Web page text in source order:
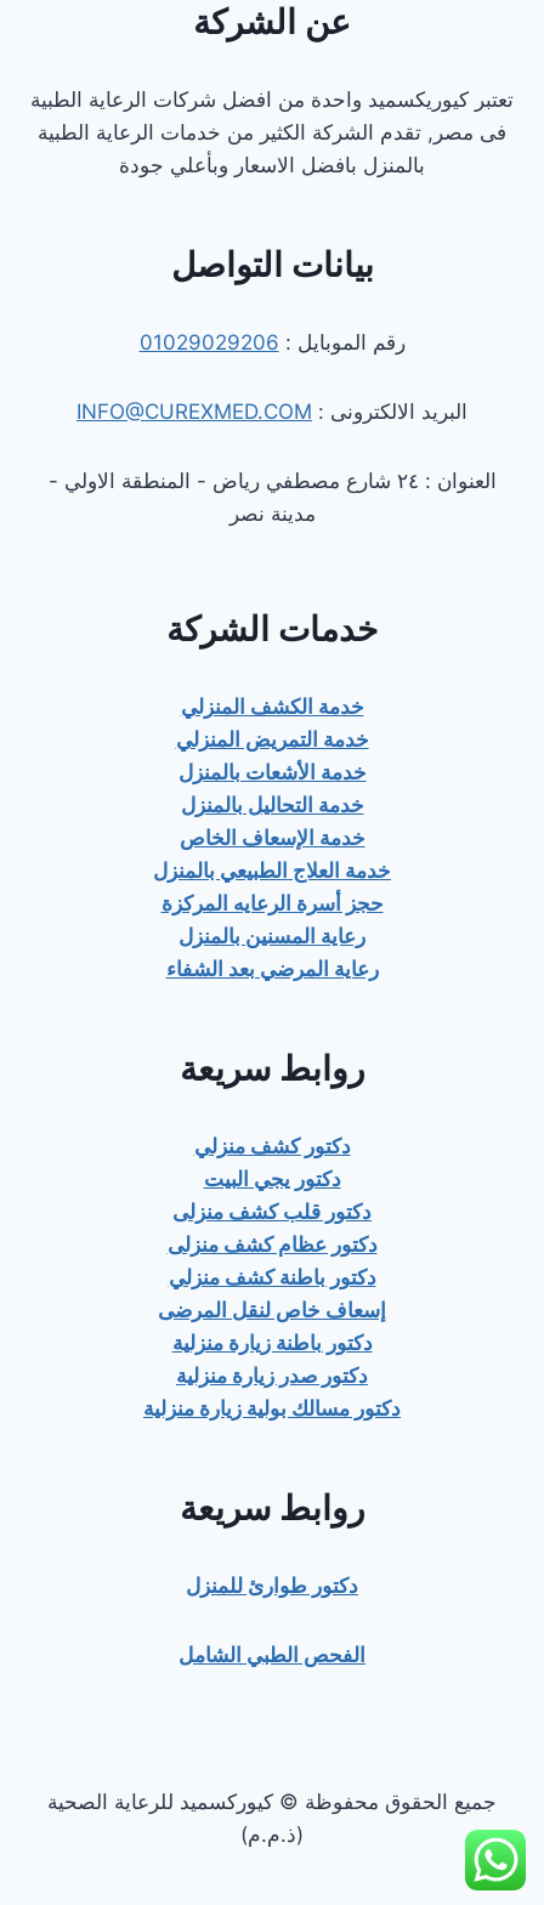
عن الشركة
تعتبر كيوريكسميد واحدة من افضل شركات الرعاية الطبية
فى مصر, تقدم الشركة الكثير من خدمات الرعاية الطبية
بالمنزل بافضل الاسعار وبأعلي جودة
بيانات التواصل
رقم الموبايل : 01029029206
البريد الالكترونى : INFO@CUREXMED.COM
العنوان : ٢٤ شارع مصطفي رياض - المنطقة الاولي -
مدينة نصر
خدمات الشركة
خدمة الكشف المنزلي
خدمة التمريض المنزلي
خدمة الأشعات بالمنزل
خدمة التحاليل بالمنزل
خدمة الإسعاف الخاص
خدمة العلاج الطبيعي بالمنزل
حجز أسرة الرعايه المركزة
رعاية المسنين بالمنزل
رعاية المرضي بعد الشفاء
روابط سريعة
دكتور كشف منزلي
دكتور يجي البيت
دكتور قلب كشف منزلى
دكتور عظام كشف منزلى
دكتور باطنة كشف منزلي
إسعاف خاص لنقل المرضى
دكتور باطنة زيارة منزلية
دكتور صدر زيارة منزلية
دكتور مسالك بولية زيارة منزلية
روابط سريعة
دكتور طوارئ للمنزل
الفحص الطبي الشامل
جميع الحقوق محفوظة © كيوركسميد للرعاية الصحية
(ذ.م.م)